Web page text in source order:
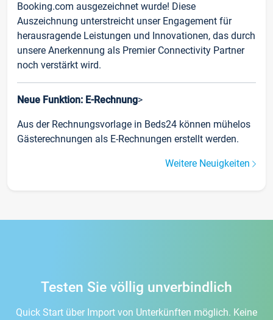
Booking.com ausgezeichnet wurde! Diese
Auszeichnung unterstreicht unser Engagement für
herausragende Leistungen und Innovationen, das durch
unsere Anerkennung als Premier Connectivity Partner
noch verstärkt wird.
Neue Funktion: E-Rechnung>
Aus der Rechnungsvorlage in Beds24 können mühelos
Gästerechnungen als E-Rechnungen erstellt werden.
Weitere Neuigkeiten
Testen Sie völlig unverbindlich
Quick Start über Import von Unterkünften möglich. Keine